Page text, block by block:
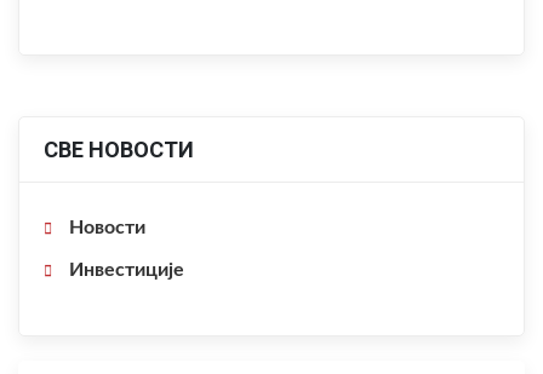
СВЕ НОВОСТИ
Новости
Инвестиције